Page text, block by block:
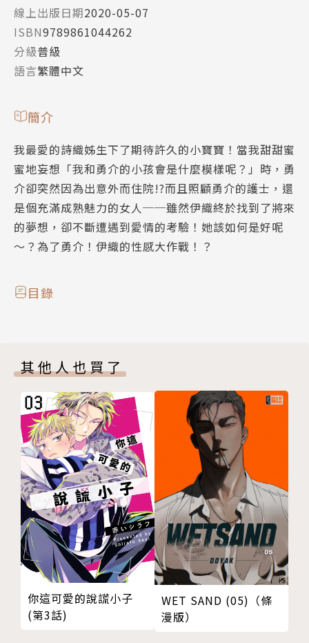
線上出版日期2020-05-07
ISBN9789861044262
分級普級
語言繁體中文
簡介
我最愛的詩織姊生下了期待許久的小寶寶！當我甜甜蜜
蜜地妄想「我和勇介的小孩會是什麼模樣呢？」時，勇
介卻突然因為出意外而住院!?而且照顧勇介的護士，還
是個充滿成熟魅力的女人──雖然伊織終於找到了將來
的夢想，卻不斷遭遇到愛情的考驗！她該如何是好呢
～？為了勇介！伊織的性感大作戰！？
目錄
其他人也買了
你這可愛的說謊小子
(第3話)
WET SAND (05)（條
漫版）